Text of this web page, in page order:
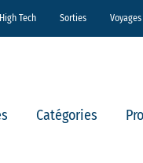
High Tech Sorties
Catégories